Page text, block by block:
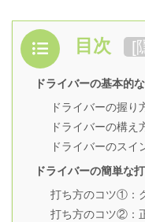
目次 [
ドライバーの基本的
ドライバーの握り
ドライバーの構え
ドライバーのスイ
ドライバーの簡単な
打ち方のコツ①：
打ち方のコツ②：